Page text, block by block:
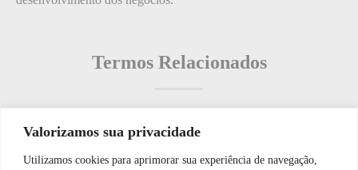
Valorizamos sua privacidade
Utilizamos cookies para aprimorar sua experiência de navegação,
Termos Relacionados
Termos populares